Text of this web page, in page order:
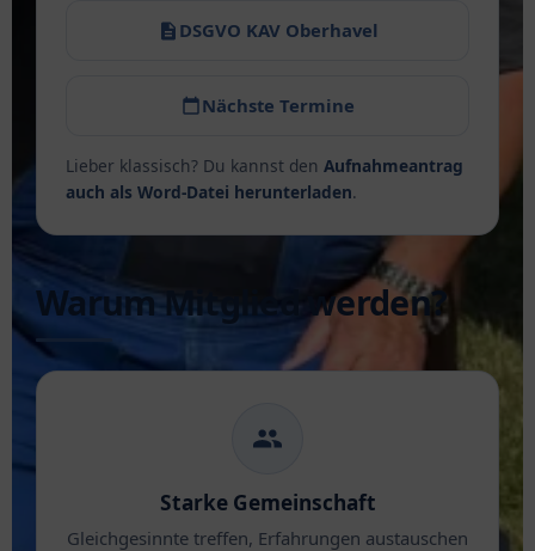
DSGVO KAV Oberhavel
Nächste Termine
Lieber klassisch? Du kannst den Aufnahmeantrag
auch als Word-Datei herunterladen.
Warum Mitglied werden?
Starke Gemeinschaft
Gleichgesinnte treffen, Erfahrungen austauschen